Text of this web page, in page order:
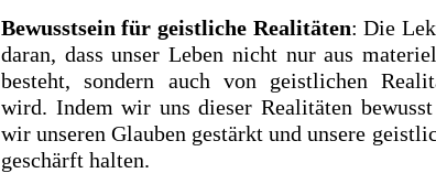
Bewusstsein für geistliche Realitäten: Die
daran, dass unser Leben nicht nur aus
besteht, sondern auch von geistlichen
wird. Indem wir uns dieser Realitäten bewusst
wir unseren Glauben gestärkt und unsere
geschärft halten.